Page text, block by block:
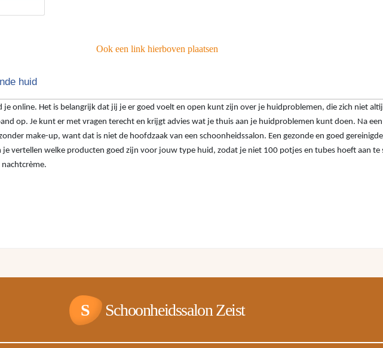
Ook een link hierboven plaatsen
huid
je online. Het is belangrijk dat jij je er goed voelt en open kunt zijn over je huidproblemen, die zich niet
op. Je kunt er met vragen terecht en krijgt advies wat je thuis aan je huidproblemen kunt doen. Na
make-up, want dat is niet de hoofdzaak van een schoonheidssalon. Een gezonde en goed
vertellen welke producten goed zijn voor jouw type huid, zodat je niet 100 potjes en tubes hoeft aan te
S Schoonheidssalon Zeist